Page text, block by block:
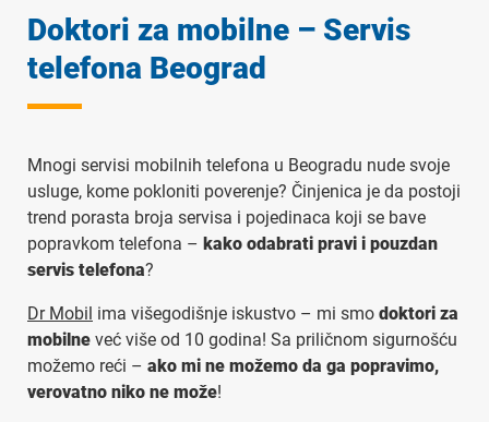
Doktori za mobilne – Servis
telefona Beograd
Mnogi servisi mobilnih telefona u Beogradu nude svoje
usluge, kome pokloniti poverenje? Činjenica je da postoji
trend porasta broja servisa i pojedinaca koji se bave
popravkom telefona – kako odabrati pravi i pouzdan
servis telefona?
Dr Mobil ima višegodišnje iskustvo – mi smo doktori za
mobilne već više od 10 godina! Sa priličnom sigurnošću
možemo reći – ako mi ne možemo da ga popravimo,
verovatno niko ne može!